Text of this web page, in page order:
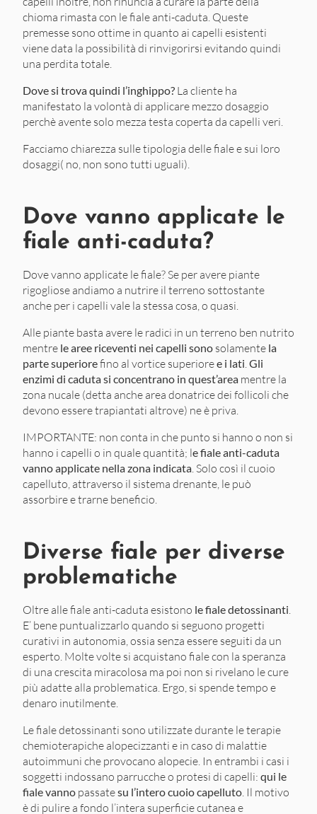
chioma rimasta con le fiale anti-caduta. Queste
premesse sono ottime in quanto ai capelli esistenti
viene data la possibilità di rinvigorirsi evitando quindi
una perdita totale.
Dove si trova quindi l’inghippo? La cliente ha
manifestato la volontà di applicare mezzo dosaggio
perchè avente solo mezza testa coperta da capelli veri.
Facciamo chiarezza sulle tipologia delle fiale e sui loro
dosaggi( no, non sono tutti uguali).
Dove vanno applicate le
fiale anti-caduta?
Dove vanno applicate le fiale? Se per avere piante
rigogliose andiamo a nutrire il terreno sottostante
anche per i capelli vale la stessa cosa, o quasi.
Alle piante basta avere le radici in un terreno ben nutrito
mentre le aree riceventi nei capelli sono solamente la
parte superiorefino al vortice superioree i lati.Gli
enzimi di caduta si concentrano in quest’area mentre la
zona nucale (detta anche area donatrice dei follicoli che
devono essere trapiantati altrove) ne è priva.
IMPORTANTE: non conta in che punto si hanno o non si
hanno i capelli o in quale quantità; le fiale anti-caduta
vanno applicate nella zona indicata. Solo così il cuoio
capelluto, attraverso il sistema drenante, le può
assorbire e trarne beneficio.
Diverse fiale per diverse
problematiche
Oltre alle fiale anti-caduta esistono le fiale detossinanti.
E’ bene puntualizzarlo quando si seguono progetti
curativi in autonomia, ossia senza essere seguiti da un
esperto. Molte volte si acquistano fiale con la speranza
di una crescita miracolosa ma poi non si rivelano le cure
più adatte alla problematica. Ergo, si spende tempo e
denaro inutilmente.
Le fiale detossinanti sono utilizzate durante le terapie
chemioterapiche alopecizzanti e in caso di malattie
autoimmuni che provocano alopecie. In entrambi i casi i
soggetti indossano parrucche o protesi di capelli: qui le
fiale vanno passatesu l’intero cuoio capelluto. Il motivo
è di pulire a fondo l’intera superficie cutanea e